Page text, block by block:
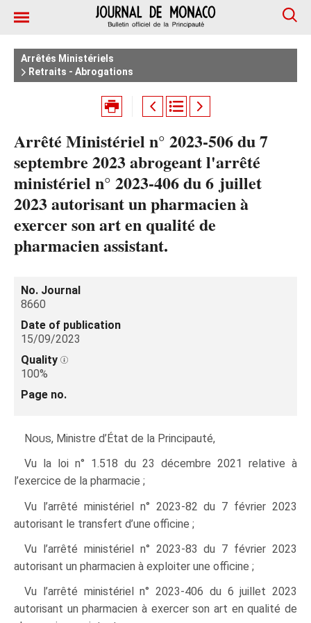
Arrêtés Ministériels
Retraits - Abrogations
Arrêté Ministériel n° 2023-506 du 7
septembre 2023 abrogeant l'arrêté
ministériel n° 2023-406 du 6 juillet
2023 autorisant un pharmacien à
exercer son art en qualité de
pharmacien assistant.
No. Journal
8660
Date of publication
15/09/2023
Quality
100%
Page no.
Nous, Ministre d’État de la Principauté,
Vu la loi n° 1.518 du 23 décembre 2021 relative à
l’exercice de la pharmacie ;
Vu l’arrêté ministériel n° 2023-82 du 7 février 2023
autorisant le transfert d’une officine ;
Vu l’arrêté ministériel n° 2023-83 du 7 février 2023
autorisant un pharmacien à exploiter une officine ;
Vu l’arrêté ministériel n° 2023-406 du 6 juillet 2023
autorisant un pharmacien à exercer son art en qualité de